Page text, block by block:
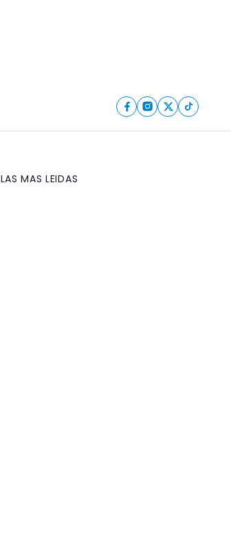
LAS MAS LEIDAS